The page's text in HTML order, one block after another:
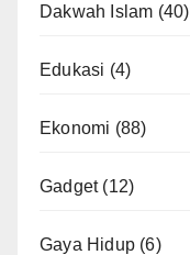
Dakwah Islam (40)
Edukasi (4)
Ekonomi (88)
Gadget(12)
Gaya Hidup (6)